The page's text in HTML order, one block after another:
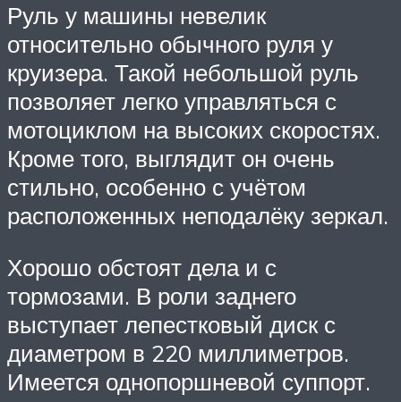
Руль у машины невелик
относительно обычного руля у
круизера. Такой небольшой руль
позволяет легко управляться с
мотоциклом на высоких скоростях.
Кроме того, выглядит он очень
стильно, особенно с учётом
расположенных неподалёку зеркал.
Хорошо обстоят дела и с
тормозами. В роли заднего
выступает лепестковый диск с
диаметром в 220 миллиметров.
Имеется однопоршневой суппорт.